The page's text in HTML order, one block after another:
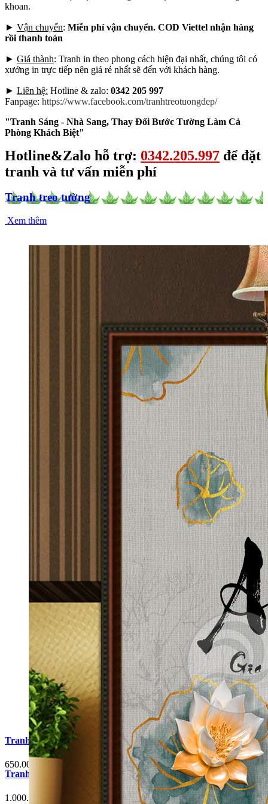
khoan.
► Vận chuyển: Miễn phí vận chuyển. COD Viettel nhận hàng
rồi thanh toán
► Giá thành: Tranh in theo phong cách hiện đại nhất, chúng tôi có
xưởng in trực tiếp nên giá rẻ nhất sẽ đến với khách hàng.
► Liên hệ: Hotline & zalo: 0342 205 997
Fanpage: https://www.facebook.com/tranhtreotuongdep/
"Tranh Sáng - Nhà Sang, Thay Đổi Bước Tường Làm Cả
Phòng Khách Biệt"
Hotline&Zalo hỗ trợ: 0342.205.997 để đặt
tranh và tư vấn miễn phí
Tranh treo tường
Xem thêm
Tranh Cá Chép Hoa Sen Phòng Khách G3
1.000.000 đ
Tranh Cá Chép Hoa Sen Phòng Khách G6
650.000 đ